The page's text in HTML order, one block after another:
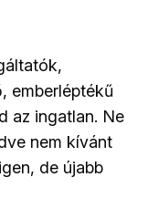
emberléptékű
az ingatlan. Ne
nem kívánt
de újabb